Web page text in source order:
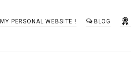
PERSONAL WEBSITE ! BLOG